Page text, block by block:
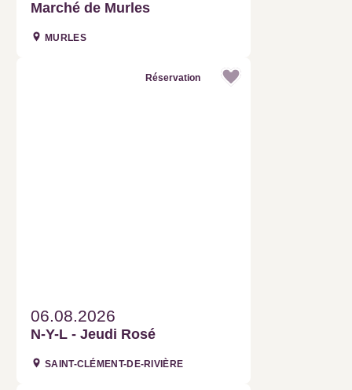
Marché de Murles
MURLES
06.08.2026
N-Y-L - Jeudi Rosé
SAINT-CLÉMENT-DE-RIVIÈRE
Réservation